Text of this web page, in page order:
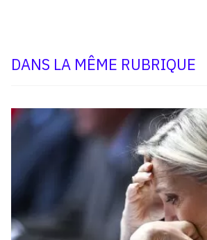
DANS LA MÊME RUBRIQUE